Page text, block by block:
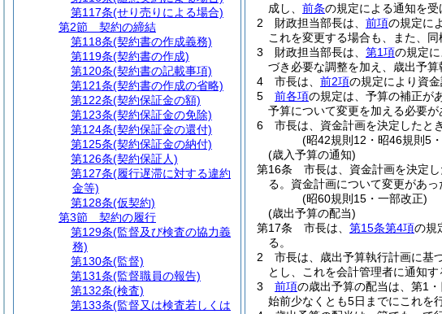
成し、 前条の規定による通知を受
2
財政担当部長は、 前項の規定に
これを変更する場合も、また、同
3
財政担当部長は、 第1項の規定
づき必要な調整を加え、歳出予
4
市長は、 前2項の規定により資
5
前各項の規定は、予算の補正が
予算について変更を加える必要が
6
市長は、資金計画を決定したと
(昭42規則12・昭46規則5
(歳入予算の通知)
第16条
市長は、資金計画を決定
る。 資金計画について変更があっ
(昭60規則15・一部改正)
(歳出予算の配当)
第17条
市長は、 第15条第4項の規
る。
2
市長は、歳出予算執行計画に基
とし、これを会計管理者に通知す
3
前項の歳出予算の配当は、第1
始前少なくとも5日までにこれを
第117条(せり売りによる場合)
第2節
契約の締結
第118条(契約書の作成義務)
第119条(契約書の作成)
第120条(契約書の記載事項)
第121条(契約書の作成の省略)
第122条(契約保証金の額)
第123条(契約保証金の免除)
第124条(契約保証金の還付)
第125条(契約保証金の納付)
第126条(契約保証人)
第127条(履行遅滞に対する違約
金等)
第128条(仮契約)
第3節
契約の履行
第129条(監督及び検査の協力義
務)
第130条(監督)
第131条(監督職員の報告)
第132条(検査)
第133条(監督又は検査若しくは